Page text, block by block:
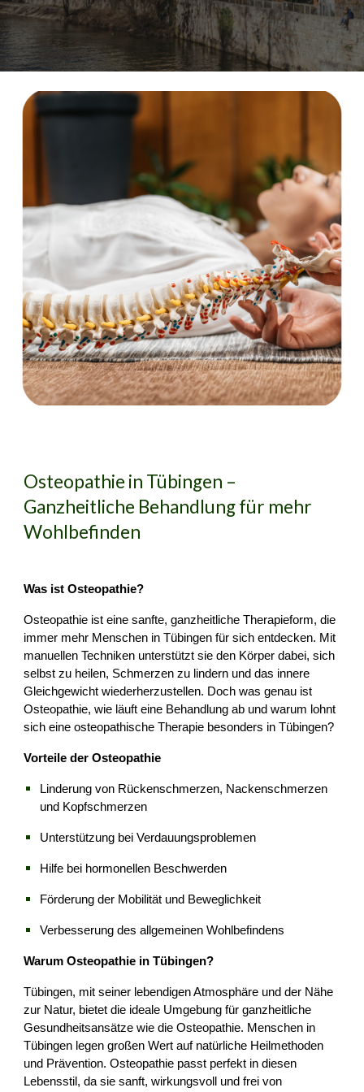
Osteopathie in Tübingen –
Ganzheitliche Behandlung für mehr
Wohlbefinden
Was ist Osteopathie?
Osteopathie ist eine sanfte, ganzheitliche Therapieform, die
immer mehr Menschen in Tübingen für sich entdecken. Mit
manuellen Techniken unterstützt sie den Körper dabei, sich
selbst zu heilen, Schmerzen zu lindern und das innere
Gleichgewicht wiederherzustellen. Doch was genau ist
Osteopathie, wie läuft eine Behandlung ab und warum lohnt
sich eine osteopathische Therapie besonders in Tübingen?
Vorteile der Osteopathie
Linderung von Rückenschmerzen, Nackenschmerzen
und Kopfschmerzen
Unterstützung bei Verdauungsproblemen
Hilfe bei hormonellen Beschwerden
Förderung der Mobilität und Beweglichkeit
Verbesserung des allgemeinen Wohlbefindens
Warum Osteopathie in Tübingen?
Tübingen, mit seiner lebendigen Atmosphäre und der Nähe
zur Natur, bietet die ideale Umgebung für ganzheitliche
Gesundheitsansätze wie die Osteopathie. Menschen in
Tübingen legen großen Wert auf natürliche Heilmethoden
und Prävention. Osteopathie passt perfekt in diesen
Lebensstil, da sie sanft, wirkungsvoll und frei von